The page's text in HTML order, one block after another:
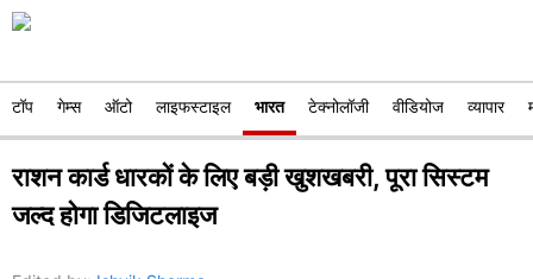
टॉप गेम्स ऑटो लाइफस्टाइल भारत टेक्नोलॉजी वीडियोज व्यापार
राशन कार्ड धारकों के लिए बड़ी खुशखबरी, पूरा सिस्टम
जल्द होगा डिजिटलाइज